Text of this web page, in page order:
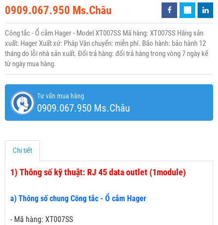
0909.067.950 Ms.Châu
Công tắc - Ổ cắm Hager - Model XT007SS Mã hàng: XT007SS Hãng sản
xuất: Hager Xuất xứ: Pháp Vận chuyển: miễn phí. Bảo hành: bảo hành 12
tháng do lỗi nhà sản xuất. Đổi trả hàng: đổi trả hàng trong vòng 7 ngày kể
từ ngày mua hàng.
Tư vấn mua hàng
0909.067.950 Ms.Châu
Chi tiết
1) Thông số kỹ thuật: RJ 45 data outlet (1module)
a) Thông số chung Công tắc - Ổ cắm Hager
- Mã hàng: XT007SS